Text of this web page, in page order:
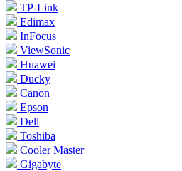
TP-Link
Edimax
InFocus
ViewSonic
Huawei
Ducky
Canon
Epson
Dell
Toshiba
Cooler Master
Gigabyte